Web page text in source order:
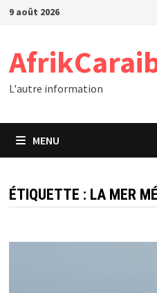
Passer
9 août 2026
L'autre information
MENU
ÉTIQUETTE : LA MER